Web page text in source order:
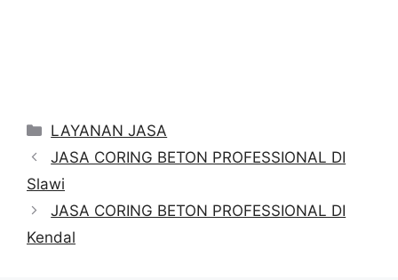
Categories
LAYANAN JASA
JASA CORING BETON PROFESSIONAL DI
Slawi
JASA CORING BETON PROFESSIONAL DI
Kendal